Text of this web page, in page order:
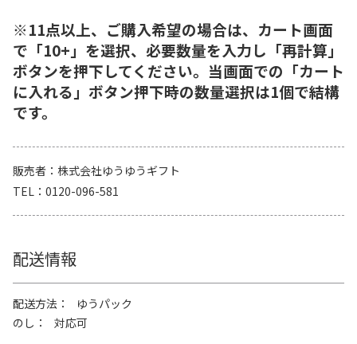
※11点以上、ご購入希望の場合は、カート画面
で「10+」を選択、必要数量を入力し「再計算」
ボタンを押下してください。当画面での「カート
に入れる」ボタン押下時の数量選択は1個で結構
です。
販売者
株式会社ゆうゆうギフト
TEL
0120-096-581
配送情報
配送方法
ゆうパック
のし
対応可